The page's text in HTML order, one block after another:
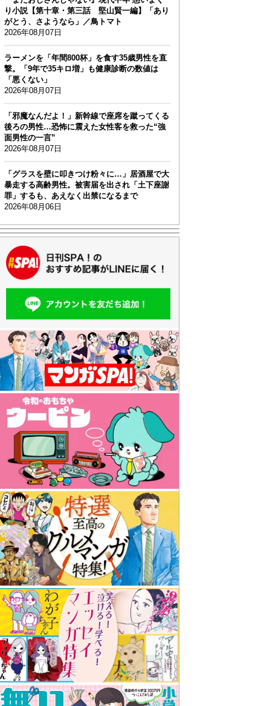
り小説【第十章・第三話 堅山賢一編】「あり
がとう、さようなら」／鳥トマト
2026年08月07日
ラーメンを「年間800杯」を食す35歳男性を直
撃。「9年で35キロ増」も健康診断の数値は
「悪くない」
2026年08月07日
「邪魔なんだよ！」新幹線で座席を蹴ってくる
後ろの男性…恐怖に震えた女性客を救った“強
面男性の一言”
2026年08月07日
「グラスを壁に叩きつけ粉々に…」居酒屋で大
暴走する高齢男性。被害届を出され「土下座謝
罪」するも、あえなく出禁になるまで
2026年08月06日